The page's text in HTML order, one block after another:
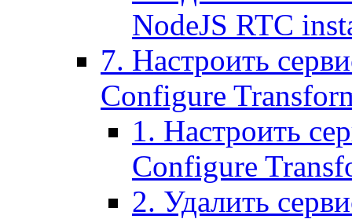
NodeJS RTC
7. Настроить
Configure
1. Настроить
Configure
2. Удалить